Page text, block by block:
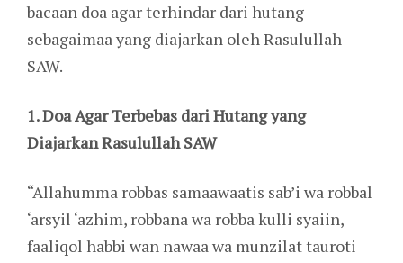
bacaan doa agar terhindar dari hutang
sebagaimaa yang diajarkan oleh Rasulullah
SAW.
1. Doa Agar Terbebas dari Hutang yang
Diajarkan Rasulullah SAW
“Allahumma robbas samaawaatis sab’i wa robbal
‘arsyil ‘azhim, robbana wa robba kulli syaiin,
faaliqol habbi wan nawaa wa munzilat tauroti